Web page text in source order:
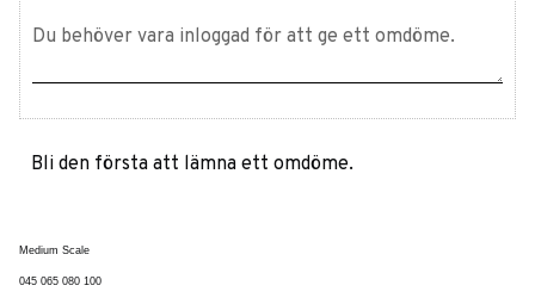
Bli den första att lämna ett omdöme.
Medium Scale
045 065 080 100